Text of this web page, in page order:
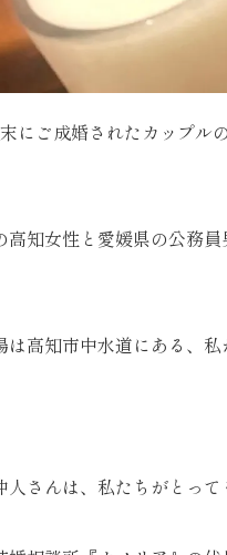
にご成婚されたカップ
高知女性と愛媛県の公務
は高知市中水道にある、
人さんは、私たちがとっ